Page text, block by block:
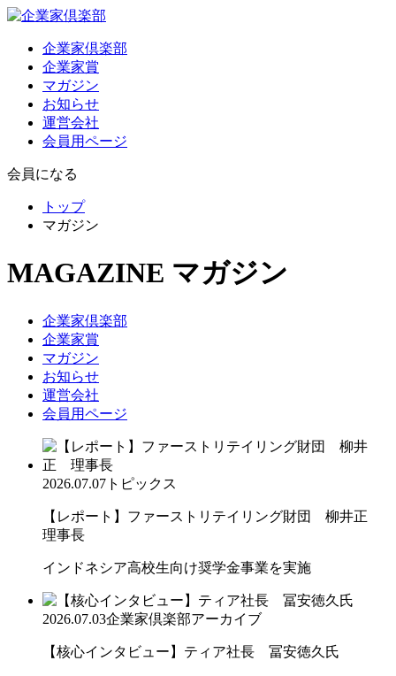
企業家倶楽部
企業家賞
マガジン
お知らせ
運営会社
会員用ページ
会員になる
トップ
マガジン
MAGAZINE マガジン
企業家倶楽部
企業家賞
マガジン
お知らせ
運営会社
会員用ページ
2026.07.07 トピックス
【レポート】ファーストリテイリング財団 柳井正
理事長
インドネシア高校生向け奨学金事業を実施
2026.07.03企業家倶楽部アーカイブ
【核心インタビュー】ティア社長 冨安徳久氏